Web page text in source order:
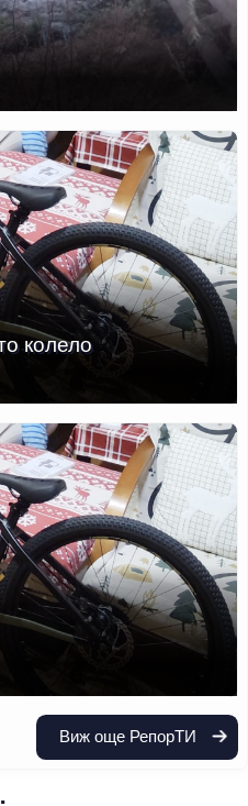
колело
Виж още РепорТИ